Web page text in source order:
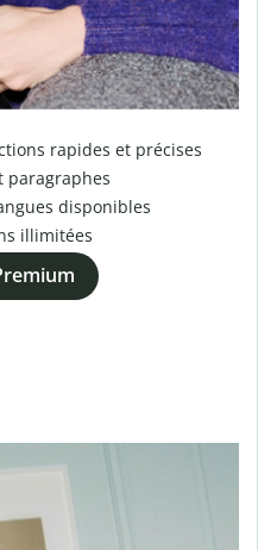
rapides et précises
paragraphes
disponibles
illimitées